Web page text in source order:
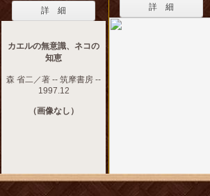
詳 細
カエルの無意識、ネコの
知恵
森 省二／著 -- 筑摩書房 --
1997.12
（画像なし）
詳 細